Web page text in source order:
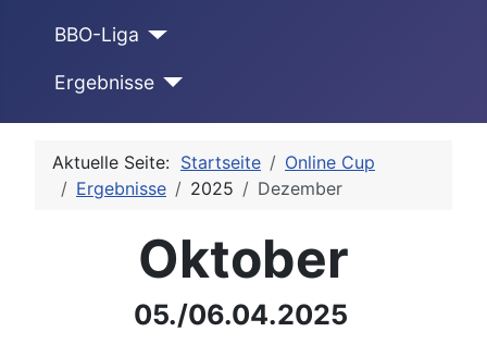
BBO-Liga
Ergebnisse
Aktuelle Seite: Startseite
Online Cup
Ergebnisse
2025 Dezember
Oktober
05./06.04.2025